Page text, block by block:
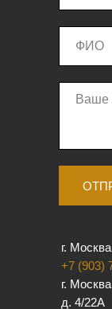
г. Москва
+7 (903)
г.
д. 4/22А